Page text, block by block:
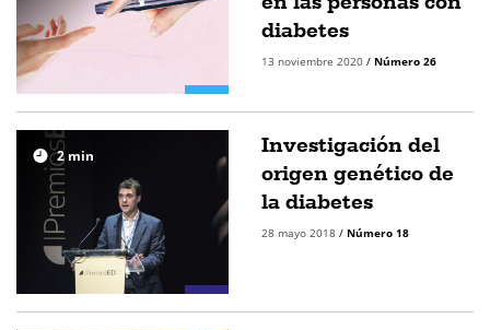
diabetes
13 noviembre 2020 / Número 26
2 min
Investigación del
origen genético de
la diabetes
28 mayo 2018 / Número 18